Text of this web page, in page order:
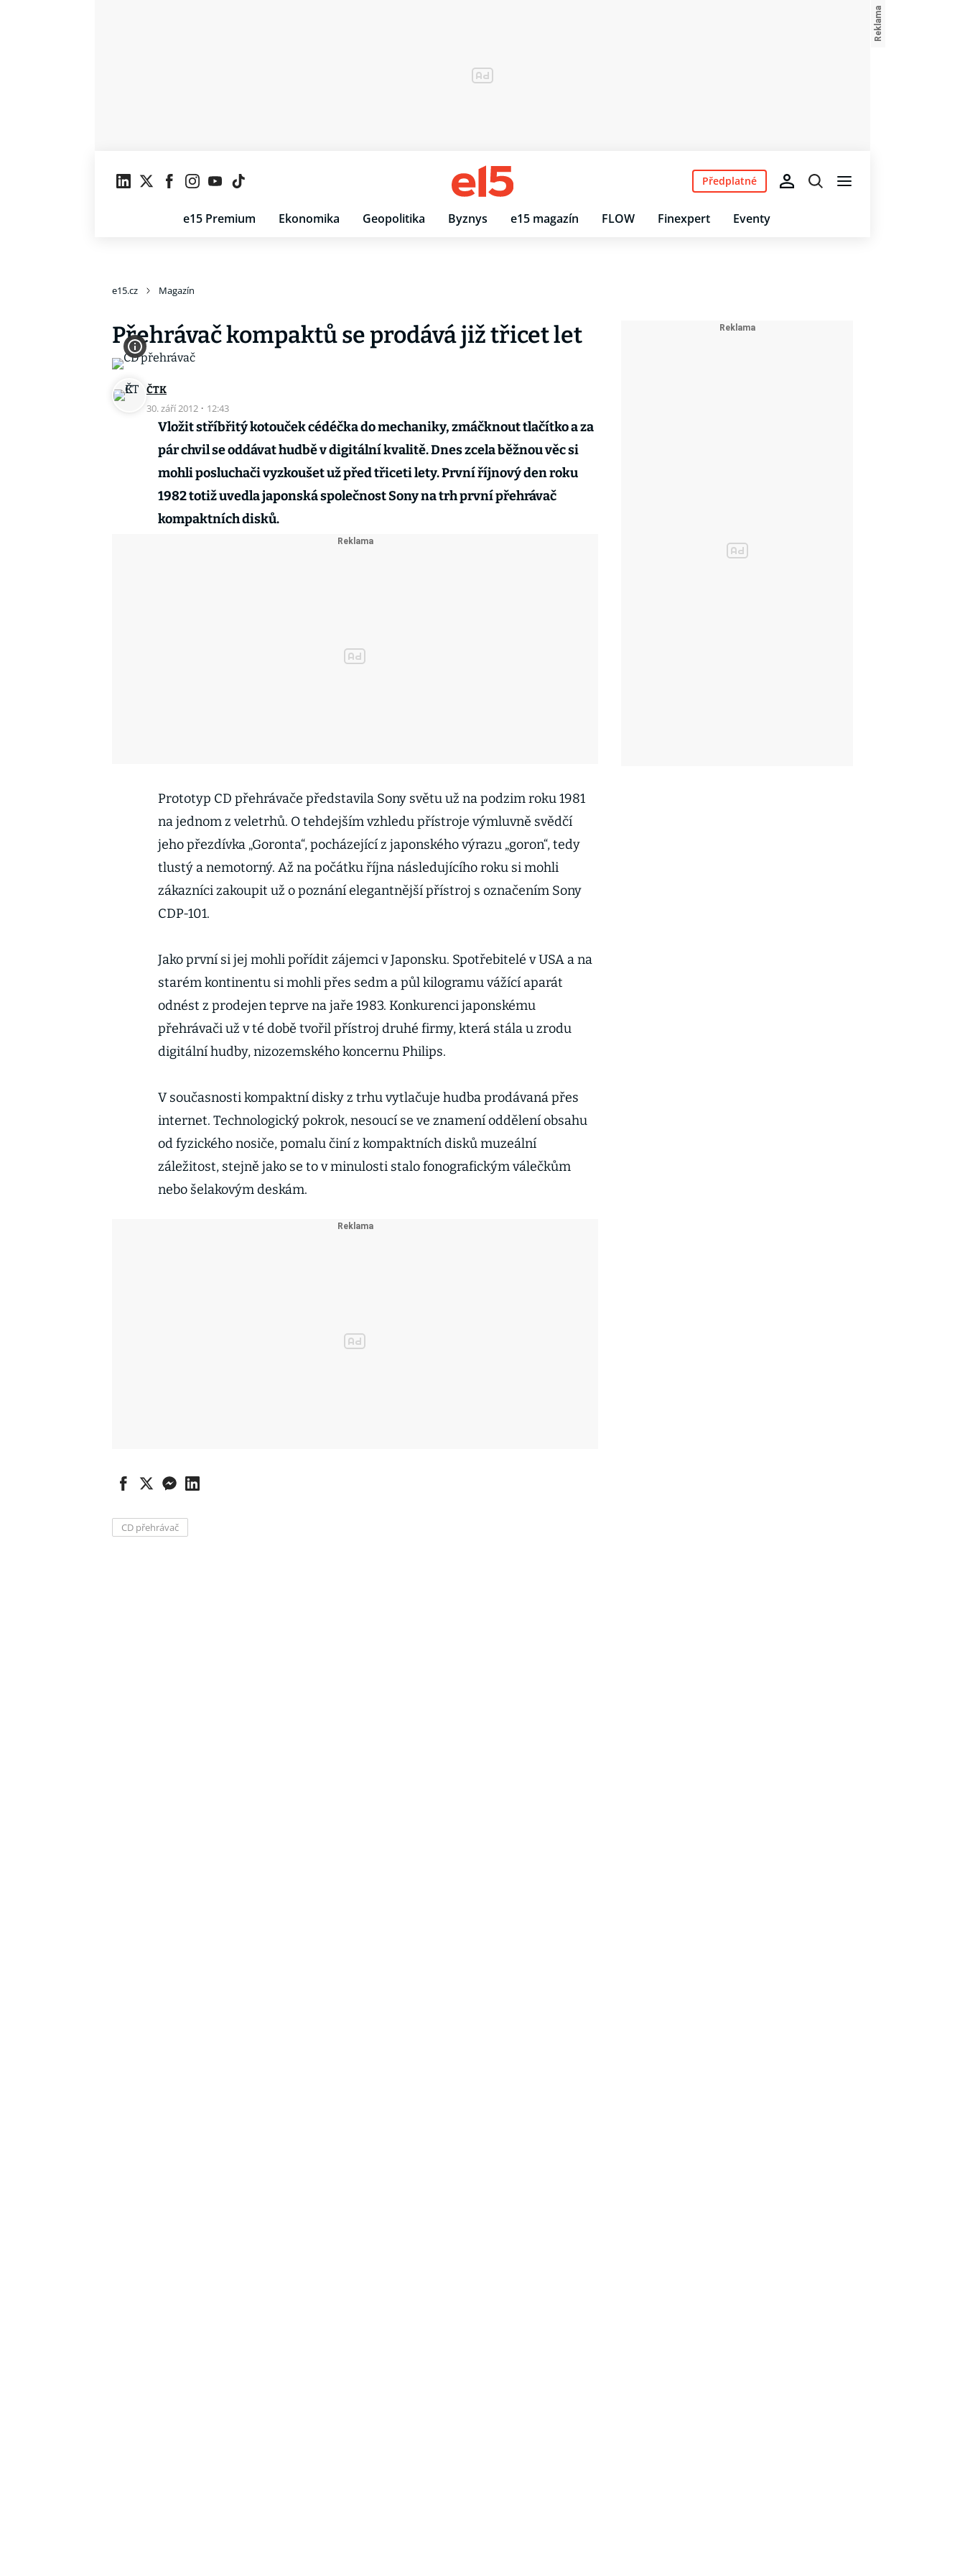
e15 Premium Ekonomika Geopolitika Byznys e15 magazín FLOW Finexpert Eventy
Předplatné
e15.cz Magazín
Přehrávač kompaktů se prodává již třicet let
ČTK
30. září 2012 · 12:43
Vložit stříbřitý kotouček cédéčka do mechaniky, zmáčknout tlačítko a za
pár chvil se oddávat hudbě v digitální kvalitě. Dnes zcela běžnou věc si
mohli posluchači vyzkoušet už před třiceti lety. První říjnový den roku
1982 totiž uvedla japonská společnost Sony na trh první přehrávač
kompaktních disků.
Prototyp CD přehrávače představila Sony světu už na podzim roku 1981
na jednom z veletrhů. O tehdejším vzhledu přístroje výmluvně svědčí
jeho přezdívka „Goronta“, pocházející z japonského výrazu „goron“, tedy
tlustý a nemotorný. Až na počátku října následujícího roku si mohli
zákazníci zakoupit už o poznání elegantnější přístroj s označením Sony
CDP-101.
Jako první si jej mohli pořídit zájemci v Japonsku. Spotřebitelé v USA a na
starém kontinentu si mohli přes sedm a půl kilogramu vážící aparát
odnést z prodejen teprve na jaře 1983. Konkurenci japonskému
přehrávači už v té době tvořil přístroj druhé firmy, která stála u zrodu
digitální hudby, nizozemského koncernu Philips.
V současnosti kompaktní disky z trhu vytlačuje hudba prodávaná přes
internet. Technologický pokrok, nesoucí se ve znamení oddělení obsahu
od fyzického nosiče, pomalu činí z kompaktních disků muzeální
záležitost, stejně jako se to v minulosti stalo fonografickým válečkům
nebo šelakovým deskám.
CD přehrávač